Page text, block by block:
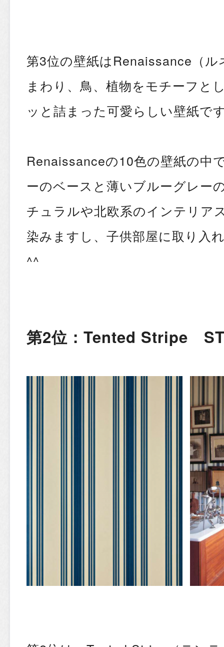
第3位の壁紙はRenaissance（
まわり、鳥、植物をモチーフと
ッと詰まった可愛らしい壁紙で
Renaissanceの10色の壁紙の中
ーのベースと薄いブルーグレー
チュラルや北欧系のインテリア
染みますし、子供部屋に取り入
^^
第2位：Tented Stripe